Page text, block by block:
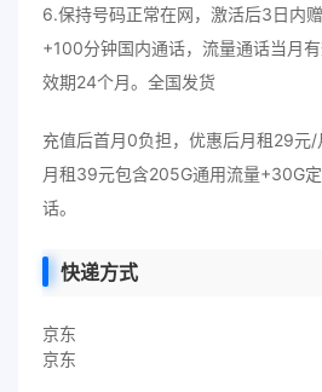
6.保持号码正常在网，激活后3日内
+100分钟国内通话，流量通话当月
效期24个月。全国发货
充值后首月0负担，优惠后月租29元
月租39元包含205G通用流量+30G
话。
快递方式
京东
京东